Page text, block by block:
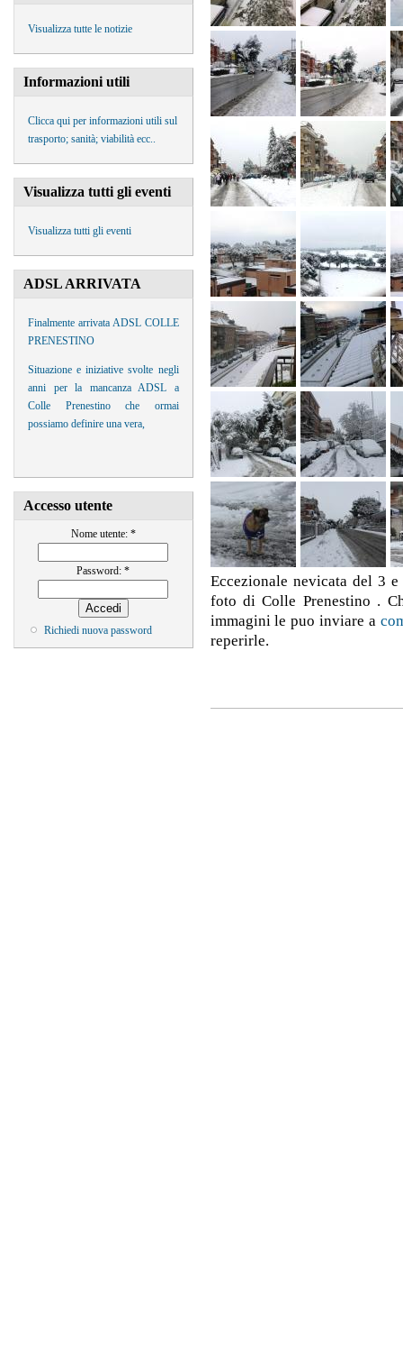
Visualizza tutte le notizie
Informazioni utili
Clicca qui per informazioni utili sul
trasporto; sanità; viabilità ecc..
Visualizza tutti gli eventi
Visualizza tutti gli eventi
ADSL ARRIVATA
Finalmente arrivata ADSL COLLE
PRENESTINO
Situazione e iniziative svolte negli
anni per la mancanza ADSL a
Colle Prenestino che ormai
possiamo definire una vera,
Accesso utente
Nome utente: *
Password:*
Richiedi nuova password
Eccezionale nevicata del 3
foto di Colle Prenestino .
immagini le puo inviare a
reperirle.